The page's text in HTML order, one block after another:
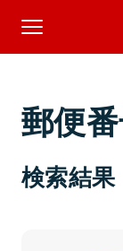
郵便
検索結果